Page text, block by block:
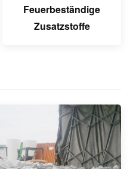
Feuerbeständige
Zusatzstoffe